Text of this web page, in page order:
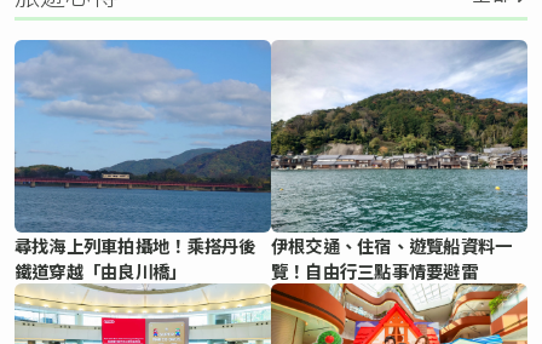
尋找海上列車拍攝地！乘搭丹後
鐵道穿越「由良川橋」
伊根交通、住宿、遊覽船資料一
覽！自由行三點事情要避雷